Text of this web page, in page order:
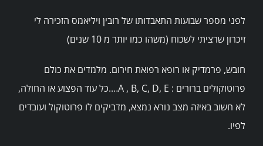
המלצות
לפני מספר שבועות התאבדותו של רובין ויליאמס הזכירה לי
זיכרון שרציתי לשכוח (משהו כמו יותר מ 10 שנים)
חובש, פרמדיק או רופא רפואת חירום. מלמדים את כולם
פרוטוקולים ברורים : A , B, C, D, E….כל עוד הפצוע או החולה,
לא חשוב באיזה מצב נורא נמצא, מדביקים לו פרוטוקול ועובדים
לפיו.